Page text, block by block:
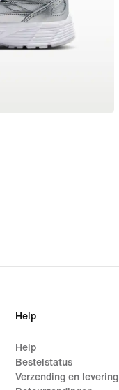
Help
Help
Bestelstatus
Verzending en levering